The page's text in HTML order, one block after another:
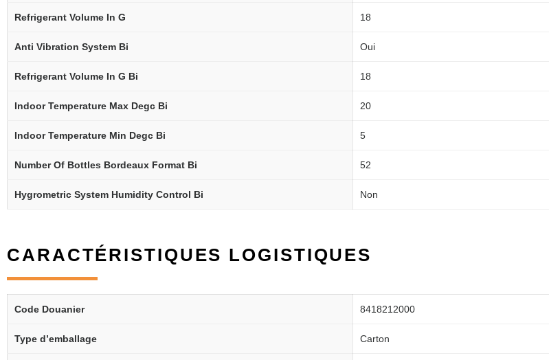
Refrigerant Volume In G 18
Anti Vibration System Bi Oui
Refrigerant Volume In G Bi 18
Indoor Temperature Max Degc Bi 20
Indoor Temperature Min Degc Bi 5
Number Of Bottles Bordeaux Format Bi 52
Hygrometric System Humidity Control Bi Non
CARACTÉRISTIQUES LOGISTIQUES
Code Douanier 8418212000
Type d’emballage Carton